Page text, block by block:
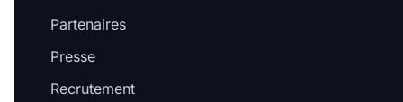
Partenaires
Presse
Recrutement